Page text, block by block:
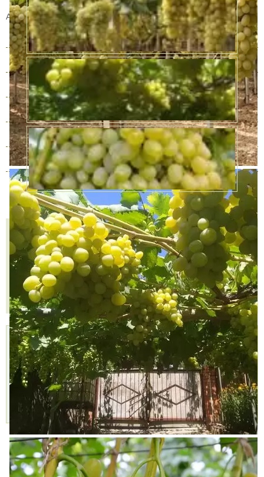
Артикул:63236
3 года 1000 руб.
В наличии
4 года 1450 руб.
В наличии
5 лет 4300 руб.
В наличии
6 лет 6020 руб.
В наличии
7 лет 7740 руб.
В наличии
8 лет 10320 руб.
В наличии
Количество
В КОРЗИНУ
КУПИТЬ В ОДИН КЛИК
Доставка
курьером,
999 руб.
Доставим
через 1-2 дня
8 августа
Подробнее »
Самовывоз,
БЕСПЛАТНО
2 пункта
самовывоза,
Оплата,
Наличными,
Картой,
Подробнее »
Характеристики Доставка и оплата